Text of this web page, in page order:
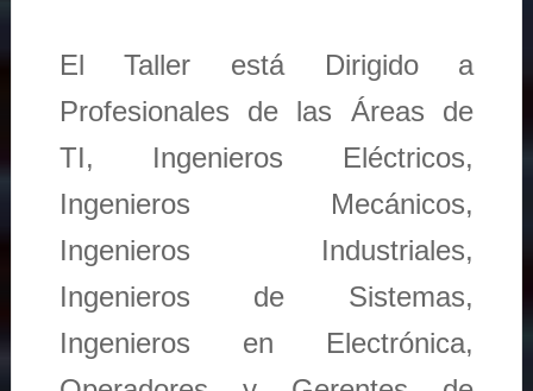
El Taller está Dirigido a
Profesionales de las Áreas de
TI, Ingenieros Eléctricos,
Ingenieros Mecánicos,
Ingenieros Industriales,
Ingenieros de Sistemas,
Ingenieros en Electrónica,